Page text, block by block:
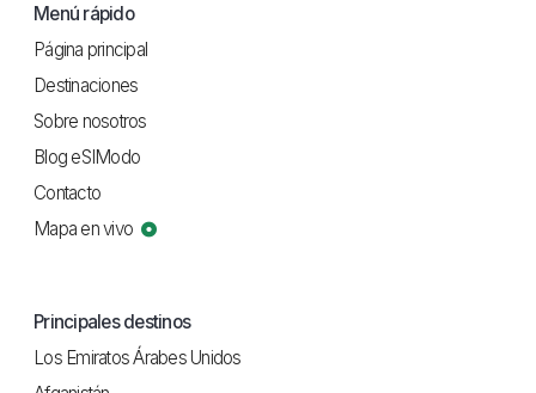
Menú rápido
Página principal
Destinaciones
Sobre nosotros
Blog eSIModo
Contacto
Mapa en vivo
Principales destinos
Los Emiratos Árabes Unidos